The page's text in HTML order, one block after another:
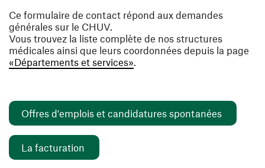
Ce formulaire de contact répond aux demandes
générales sur le CHUV.
Vous trouvez la liste complète de nos structures
médicales ainsi que leurs coordonnées depuis la page
«Départements et services».
Offres d'emplois et candidatures spontanées
La facturation